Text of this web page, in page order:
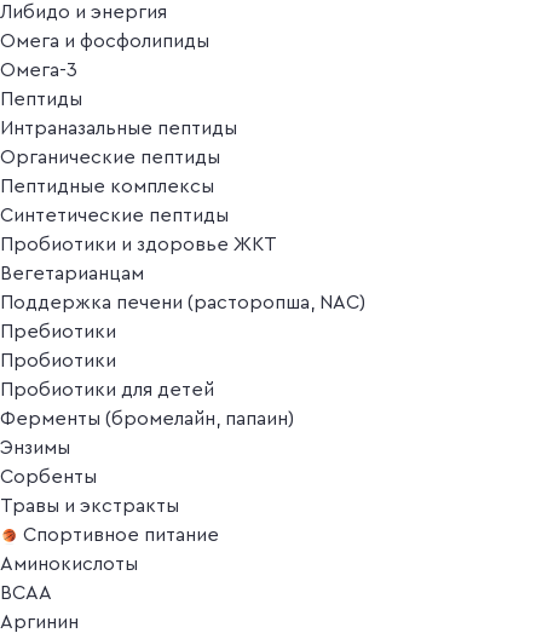
Либидо и энергия
Омега и фосфолипиды
Омега-3
Пептиды
Интраназальные пептиды
Органические пептиды
Пептидные комплексы
Синтетические пептиды
Пробиотики и здоровье ЖКТ
Вегетарианцам
Поддержка печени (расторопша, NAC)
Пребиотики
Пробиотики
Пробиотики для детей
Ферменты (бромелайн, папаин)
Энзимы
Сорбенты
Травы и экстракты
Спортивное питание
Аминокислоты
BCAA
Аргинин